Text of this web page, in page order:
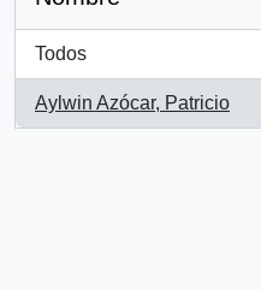
Todos
Aylwin Azócar, Patricio
, 1 resultados